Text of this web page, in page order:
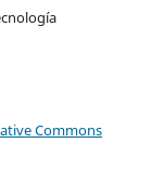
Commons